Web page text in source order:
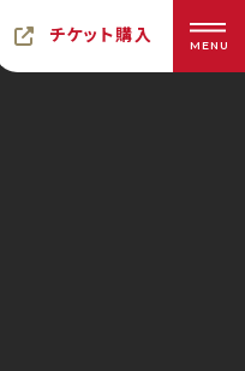
チケット購入 MENU